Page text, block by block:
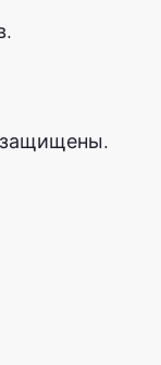
защищены.